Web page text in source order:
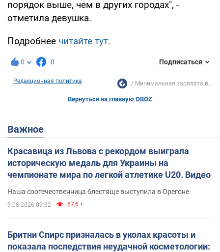
порядок выше, чем в других городах", -
отметила девушка.
Подробнее читайте тут.
0 0 Подписаться
Редакционная политика Минимальная зарплата в...
Вернуться на главную OBOZ
Важное
Красавица из Львова с рекордом выиграла
историческую медаль для Украины на
чемпионате мира по легкой атлетике U20. Видео
Наша соотечественница блестяще выступила в Орегоне
9.08.2026 09:32 67,6 т.
Бритни Спирс призналась в уколах красоты и
показала последствия неудачной косметологии: